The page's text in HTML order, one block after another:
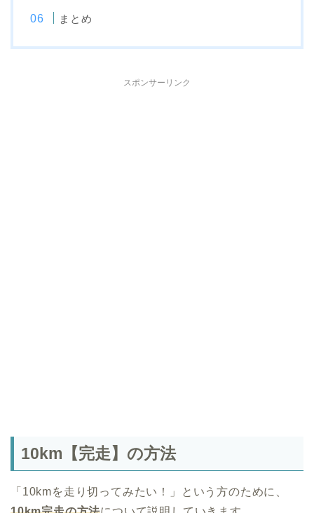
まとめ
スポンサーリンク
10km【完走】の方法
「10kmを走り切ってみたい！」という方のために、